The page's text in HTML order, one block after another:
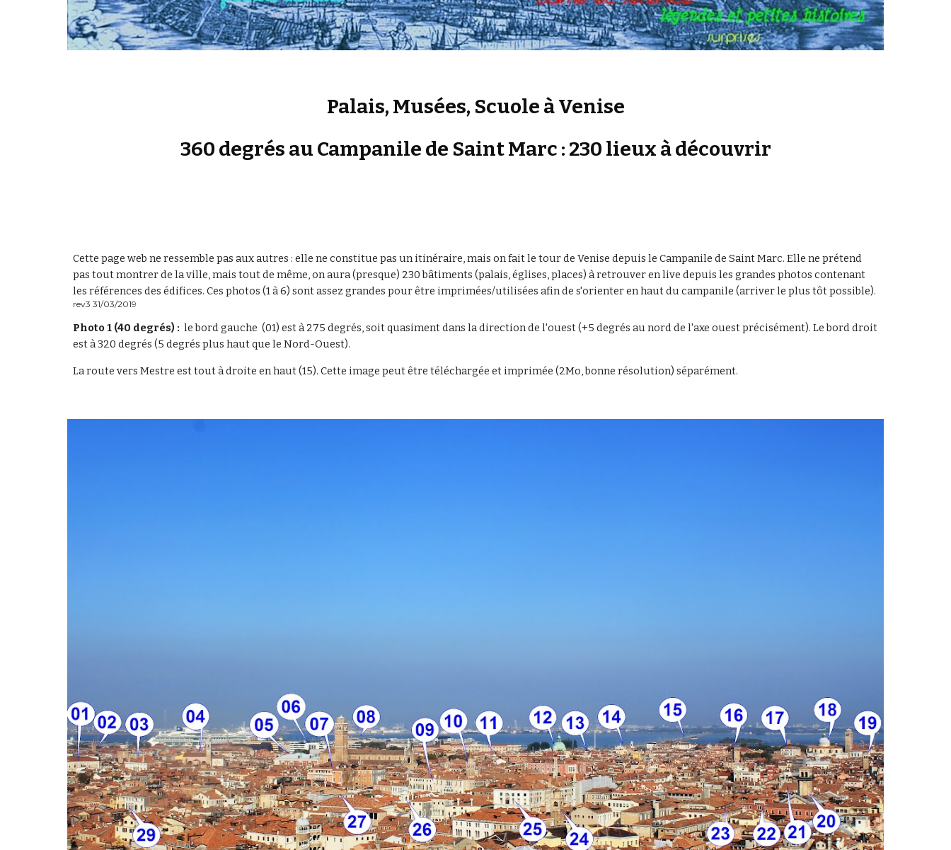
Palais, Musées, Scuole à Venise
360 degrés au Campanile de Saint Marc : 230 lieux à découvrir
Cette page web ne ressemble pas aux autres : elle ne constitue pas un itinéraire, mais on fait le tour de Venise depuis le Campanile de Saint Marc. Elle ne prétend
pas tout montrer de la ville, mais tout de même, on aura (presque) 230 bâtiments (palais, églises, places) à retrouver en live depuis les grandes photos contenant
les références des édifices. Ces photos (1 à 6) sont assez grandes pour être imprimées/utilisées afin de s'orienter en haut du campanile (arriver le plus tôt possible).
rev3 31/03/2019
Photo 1 (40 degrés) :
  le bord gauche  (01) est à 275 degrés, soit quasiment dans la direction de l'ouest (+5 degrés au nord de l'axe ouest précisément). Le bord droit
est à 320 degrés (5 degrés plus haut que le Nord-Ouest).
La route vers Mestre est tout à droite en haut (15). Cette image peut être téléchargée et imprimée (2Mo, bonne résolution) séparément.